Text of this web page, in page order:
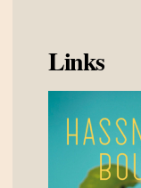
Links